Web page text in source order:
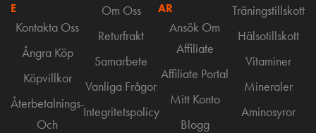
E
Kontakta Oss
Ångra Köp
Köpvillkor
Återbetalnings-
Och
Om Oss
Returfrakt
Samarbete
Vanliga Frågor
Integritetspolicy
AR
Ansök Om
Affiliate
Affiliate Portal
Mitt Konto
Blogg
Träningstillskott
Hälsotillskott
Vitaminer
Mineraler
Aminosyror